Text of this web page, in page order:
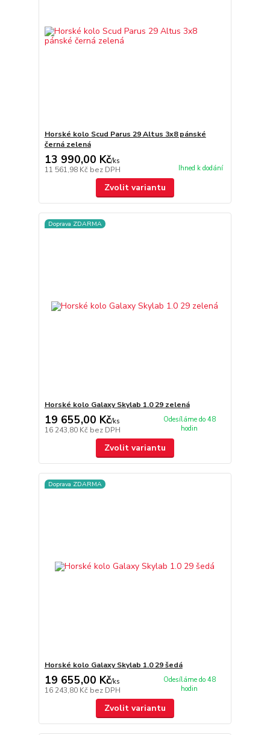
Horské kolo Scud Parus 29 Altus 3x8 pánské
černá zelená
13 990,00 Kč/ks
11 561,98 Kč bez DPH Ihned k dodání
Zvolit variantu
Doprava ZDARMA
Horské kolo Galaxy Skylab 1.0 29 zelená
19 655,00 Kč/ks
16 243,80 Kč bez DPH
Odesíláme do 48
hodin
Zvolit variantu
Doprava ZDARMA
Horské kolo Galaxy Skylab 1.0 29 šedá
19 655,00 Kč/ks
16 243,80 Kč bez DPH
Odesíláme do 48
hodin
Zvolit variantu